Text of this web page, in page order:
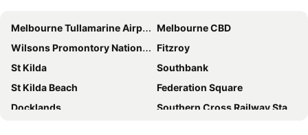
Mantra Melbourne Airport
Cosmopolitan Hotel and Apartments
Best Western Melbourne City
Hotel Grand Chancellor Melbourne
Novotel Melbourne Airport
Quay West Suites Melbourne
Miami Hotel Melbourne
Mercure Welcome Melbourne
ibis Melbourne Central
Flagstaff Gardens Hotel Melbourne
Melbourne Tullamarine Airport
Melbourne CBD
Wilsons Promontory National Park
Fitzroy
St Kilda
Southbank
St Kilda Beach
Federation Square
Docklands
Southern Cross Railway Station